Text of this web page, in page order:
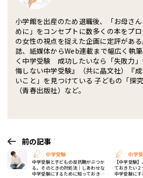
小学館を出産のため退職後、「お母さ
めに」をコンセプトに数多くの本をプ
の女性の視点を捉えた企画に定評があ
誌、紙媒体からWeb連載まで幅広く執
く中学受験 成功したいなら「失敗力
悔しない中学受験』（共に晶文社）『
いこと」を見つけている 子どもの「探
（青春出版社）など。
前の記事
中学受験
中学受験と子どもの反抗期がぶつか
る。そのときの対処法｜しあわせな
中学受験にするために知っておきた
中学
【中学受験
ておきたい
中学受験にす